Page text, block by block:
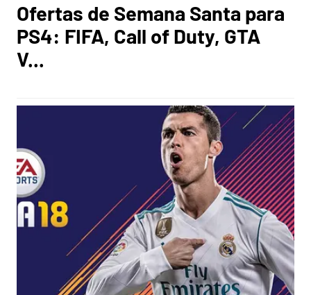
Ofertas de Semana Santa para
PS4: FIFA, Call of Duty, GTA
V...